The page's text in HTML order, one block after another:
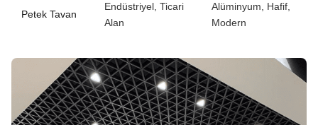
Petek Tavan
Endüstriyel, Ticari
Alan
Alüminyum, Hafif,
Modern